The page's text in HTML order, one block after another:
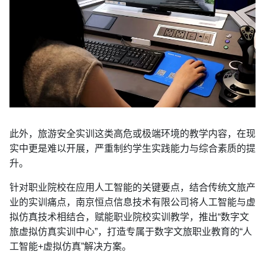
此外，旅游安全实训这类高危或极端环境的教学内容，在现
实中更是难以开展，严重制约学生实践能力与综合素质的提
升。
针对职业院校在应用人工智能的关键要点，结合传统文旅产
业的实训痛点，南京恒点信息技术有限公司将人工智能与虚
拟仿真技术相结合，赋能职业院校实训教学，推出“数字文
旅虚拟仿真实训中心”，打造专属于数字文旅职业教育的“人
工智能+虚拟仿真”解决方案。